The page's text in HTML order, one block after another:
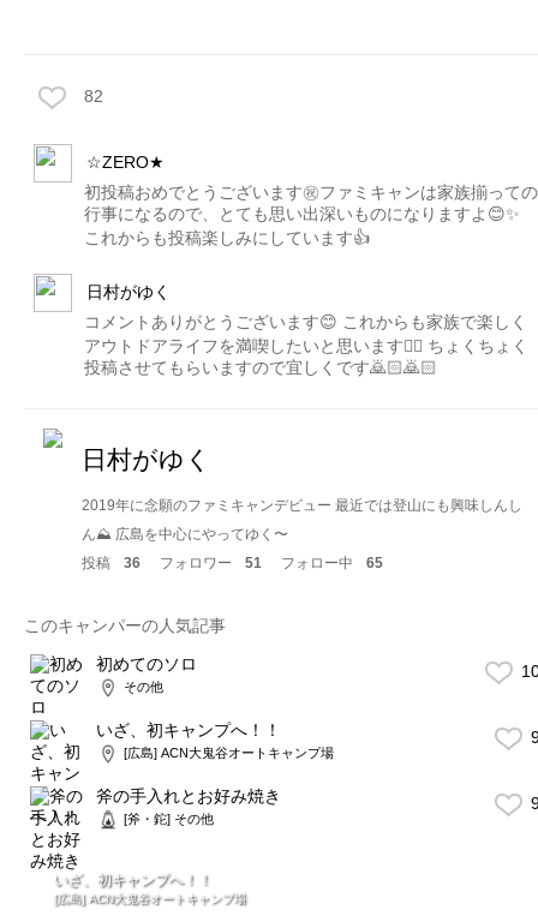
82
☆ZERO★
初投稿おめでとうございます㊗️ファミキャンは家族揃っての
行事になるので、とても思い出深いものになりますよ😊✨
これからも投稿楽しみにしています👍
日村がゆく
コメントありがとうございます😊 これからも家族で楽しく
アウトドアライフを満喫したいと思います👍🏻 ちょくちょく
投稿させてもらいますので宜しくです🙇🏻🙇🏻
日村がゆく
2019年に念願のファミキャンデビュー 最近では登山にも興味しんし
ん⛰ 広島を中心にやってゆく〜
投稿
36 フォロワー 51 フォロー中 65
このキャンパーの人気記事
初めてのソロ
その他
いざ、初キャンプへ！！
[広島] ACN大鬼谷オートキャンプ場
斧の手入れとお好み焼き
[斧・鉈] その他
いざ、初キャンプへ！！
[広島] ACN大鬼谷オートキャンプ場